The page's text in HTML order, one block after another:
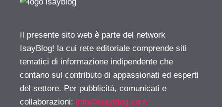
Il presente sito web è parte del network
IsayBlog! la cui rete editoriale comprende siti
tematici di informazione indipendente che
contano sul contributo di appassionati ed esperti
del settore. Per pubblicità, comunicati e
collaborazioni: info@isayblog.com